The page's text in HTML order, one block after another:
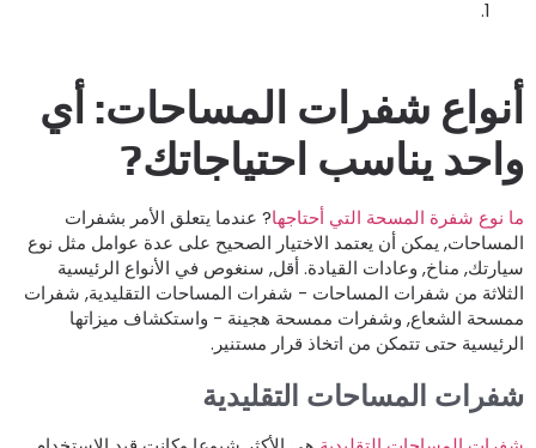
شفرات المساحات: أي
يناسب احتياجاتك?
نوع شفرة المسحة التي أحتاجها? عندما يتعلق الأمر بشفرات
يمكن أن يعتمد الاختيار الصحيح على عدة عوامل مثل نوع
مناخ, وعادات القيادة. أقل, سنغوص في الأنواع الرئيسية
من شفرات المساحات - شفرات المساحات التقليدية, شفرات
الشعاع, وشفرات ممسحة هجينة - واستكشاف ميزاتها
حتى تتمكن من اتخاذ قرار مستنير.
المساحات التقليدية